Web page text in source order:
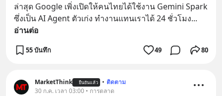
ล่าสุด Google เพิ่งเปิดให้คนไทยได้ใช้งาน Gemini Spark
ซึ่งเป็น AI Agent ตัวเก่ง ทำงานแทนเราได้ 24 ชั่วโมง
อ่านต่อ
55 บันทึก 49 80
MarketThink ยืนยันแล้ว • ติดตาม
30 ก.ค. เวลา 03:00 • การตลาด